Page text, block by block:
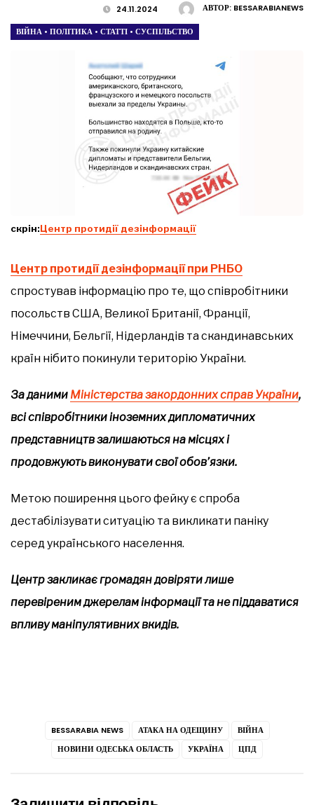
АВТОР: BESSARABIANEWS
24.11.2024
ВІЙНА • ПОЛІТИКА • СТАТТІ • СУСПІЛЬСТВО
скрін:Центр протидії дезінформації
Центр протидії дезінформації при РНБО
спростував інформацію про те, що співробітники
посольств США, Великої Британії, Франції,
Німеччини, Бельгії, Нідерландів та скандинавських
країн нібито покинули територію України.
За даними Міністерства закордонних справ України,
всі співробітники іноземних дипломатичних
представництв залишаються на місцях і
продовжують виконувати свої обов’язки.
Метою поширення цього фейку є спроба
дестабілізувати ситуацію та викликати паніку
серед українського населення.
Центр закликає громадян довіряти лише
перевіреним джерелам інформації та не піддаватися
впливу маніпулятивних вкидів.
BESSARABIA NEWS АТАКА НА ОДЕЩИНУ
ВІЙНА
НОВИНИ ОДЕСЬКА ОБЛАСТЬ
УКРАЇНА ЦПД